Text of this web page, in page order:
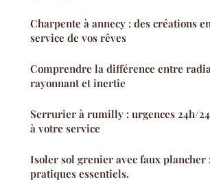
Charpente à annecy : des créations
service de vos rêves
Comprendre la différence entre
rayonnant et inertie
Serrurier à rumilly : urgences 24h/
à votre service
Isoler sol grenier avec faux plancher
pratiques essentiels.